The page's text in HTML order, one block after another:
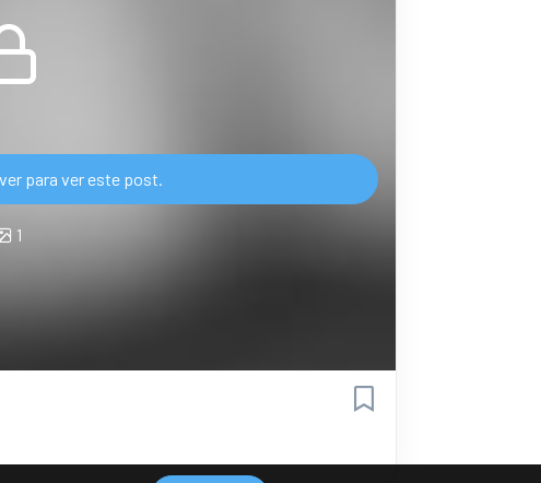
para ver este post.
1